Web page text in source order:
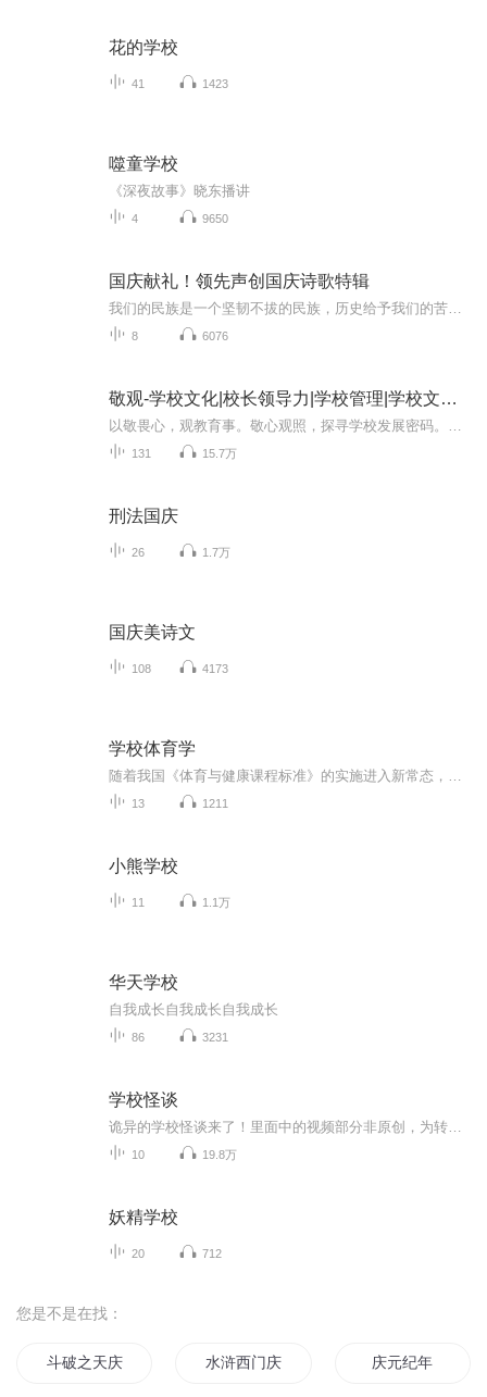
花的学校
41 1423
噬童学校
《深夜故事》晓东播讲
4 9650
国庆献礼！领先声创国庆诗歌特辑
8 6076
敬观-学校文化|校长领导力|学校管理|学校文化设计
131 15.7万
刑法国庆
26 1.7万
国庆美诗文
108 4173
学校体育学
13 1211
小熊学校
11 1.1万
华天学校
自我成长自我成长自我成长
86 3231
学校怪谈
10 19.8万
妖精学校
20 712
您是不是在找：
斗破之天庆焰火 水浒西门庆 庆元纪年